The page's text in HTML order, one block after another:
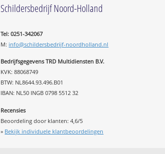
Schildersbedrijf Noord-Holland
Tel: 0251-342067
M: info@schildersbedrijf-noordholland.nl
Bedrijfsgegevens TRD Multidiensten B.V.
KVK: 88068749
BTW: NL8644.93.496.B01
IBAN: NL50 INGB 0798 5512 32
Recensies
Beoordeling door klanten:4,6/5
» Bekijk individuele klantbeoordelingen